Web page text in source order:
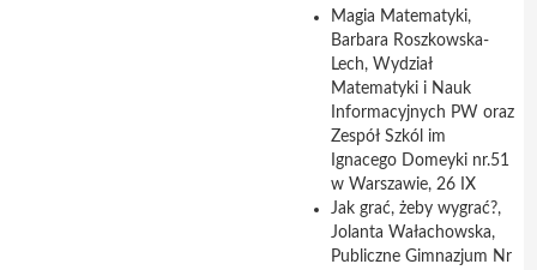
Magia Matematyki,
Barbara Roszkowska-
Lech, Wydział
Matematyki i Nauk
Informacyjnych PW oraz
Zespół Szkól im
Ignacego Domeyki nr.51
w Warszawie, 26 IX
Jak grać, żeby wygrać?,
Jolanta Wałachowska,
Publiczne Gimnazjum Nr